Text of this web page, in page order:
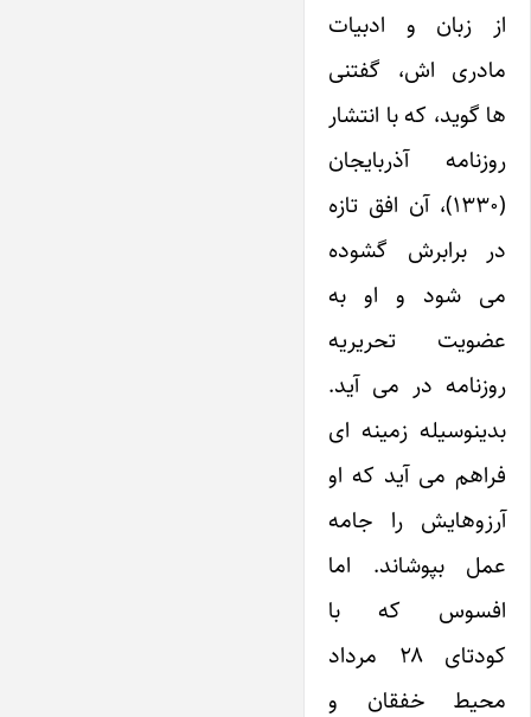
از زبان و ادبیات
مادری اش، گفتنی
ها گوید، که با انتشار
روزنامه آذربایجان
(۱۳۳۰)، آن افق تازه
در برابرش گشوده
می شود و او به
عضویت تحریریه
روزنامه در می آید.
بدینوسیله زمینه ای
فراهم می آید که او
آرزوهایش را جامه
عمل بپوشاند. اما
افسوس که با
کودتای ۲۸ مرداد
محیط خفقان و